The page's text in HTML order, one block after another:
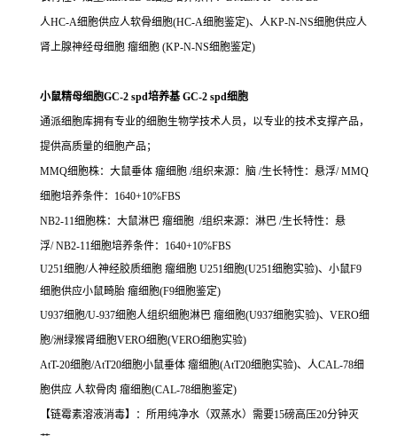
人HC-A细胞供应人软骨细胞(HC-A细胞鉴定)、人KP-N-NS细胞供应人
肾上腺神经母细胞 瘤细胞 (KP-N-NS细胞鉴定)
小鼠精母细胞GC-2 spd培养基 GC-2 spd细胞
通派细胞库拥有专业的细胞生物学技术人员，以专业的技术支撑产品，
提供高质量的细胞产品；
MMQ细胞株：大鼠垂体 瘤细胞 /组织来源：脑 /生长特性：悬浮/ MMQ
细胞培养条件：1640+10%FBS
NB2-11细胞株：大鼠淋巴 瘤细胞 /组织来源：淋巴 /生长特性：悬
浮/ NB2-11细胞培养条件：1640+10%FBS
U251细胞/人神经胶质细胞 瘤细胞 U251细胞(U251细胞实验)、小鼠F9
细胞供应小鼠畸胎 瘤细胞(F9细胞鉴定)
U937细胞/U-937细胞人组织细胞淋巴 瘤细胞(U937细胞实验)、VERO细
胞/洲绿猴肾细胞VERO细胞(VERO细胞实验)
AtT-20细胞/AtT20细胞小鼠垂体 瘤细胞(AtT20细胞实验)、人CAL-78细
胞供应 人软骨肉 瘤细胞(CAL-78细胞鉴定)
【链霉素溶液消毒】：所用纯净水（双蒸水）需要15磅高压20分钟灭